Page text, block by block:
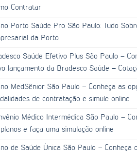
Contratar
Porto Saúde Pro São Paulo: Tudo
da Porto
Saúde Efetivo Plus São Paulo –
lançamento da Bradesco Saúde –
MedSênior São Paulo – Conheça as
de contratação e simule online
Médico Intermédica São Paulo –
e faça uma simulação online
de Saúde Única São Paulo – Conheça